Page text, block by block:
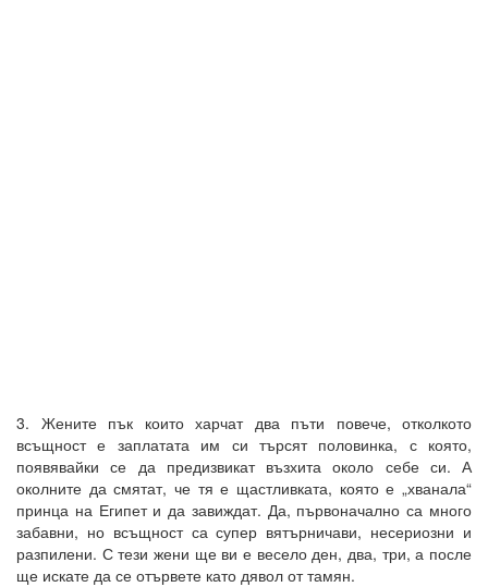
3. Жените пък които харчат два пъти повече, отколкото
всъщност е заплатата им си търсят половинка, с която,
появявайки се да предизвикат възхита около себе си. А
околните да смятат, че тя е щастливката, която е „хванала“
принца на Египет и да завиждат. Да, първоначално са много
забавни, но всъщност са супер вятърничави, несериозни и
разпилени. С тези жени ще ви е весело ден, два, три, а после
ще искате да се отървете като дявол от тамян.